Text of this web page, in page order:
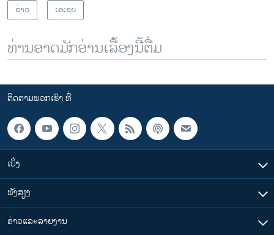
ຂ່າວ
ເອເຊຍ
ທ່ານອາດມັກອ່ານເລື້ອງນີ້ຕື່ມ
ຕິດຕາມພວກເຮົາ ທີ່
ເບິ່ງ
ຟັງສຽງ
ຂ່າວແລະລາຍງານ